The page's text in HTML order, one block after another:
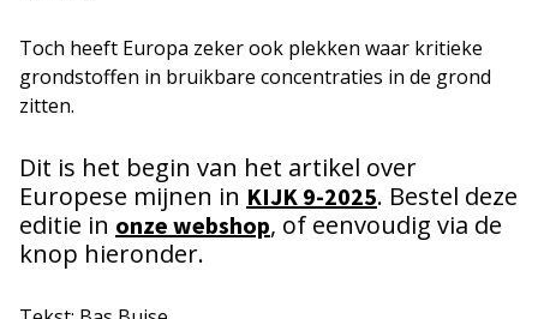
Toch heeft Europa zeker ook plekken waar kritieke
grondstoffen in bruikbare concentraties in de grond
zitten.
Dit is het begin van het artikel over
Europese mijnen in KIJK 9-2025. Bestel deze
editie in onze webshop, of eenvoudig via de
knop hieronder.